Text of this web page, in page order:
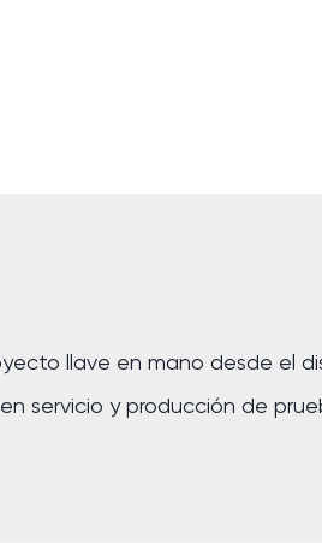
llave en mano desde el
servicio y producción de